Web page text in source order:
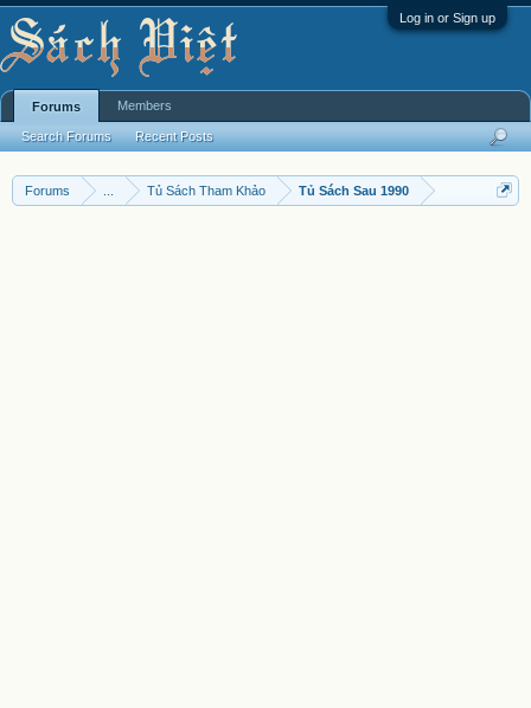
Log in or Sign up
Forums Tủ Sách Tham Khảo Tủ Sách Sau 1990
Forums
Search Forums Recent Posts
Members